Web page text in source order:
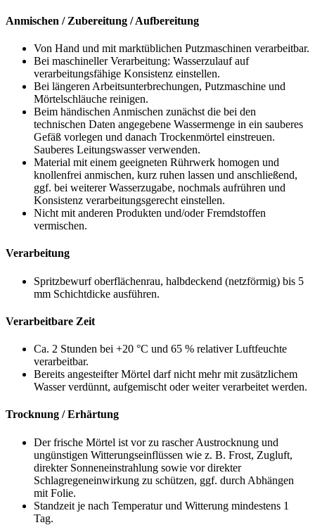
Anmischen / Zubereitung / Aufbereitung
Von Hand und mit marktüblichen Putzmaschinen verarbeitbar.
Bei maschineller Verarbeitung: Wasserzulauf auf
verarbeitungsfähige Konsistenz einstellen.
Bei längeren Arbeitsunterbrechungen, Putzmaschine und
Mörtelschläuche reinigen.
Beim händischen Anmischen zunächst die bei den
technischen Daten angegebene Wassermenge in ein sauberes
Gefäß vorlegen und danach Trockenmörtel einstreuen.
Sauberes Leitungswasser verwenden.
Material mit einem geeigneten Rührwerk homogen und
knollenfrei anmischen, kurz ruhen lassen und anschließend,
ggf. bei weiterer Wasserzugabe, nochmals aufrühren und
Konsistenz verarbeitungsgerecht einstellen.
Nicht mit anderen Produkten und/oder Fremdstoffen
vermischen.
Verarbeitung
Spritzbewurf oberflächenrau, halbdeckend (netzförmig) bis 5
mm Schichtdicke ausführen.
Verarbeitbare Zeit
Ca. 2 Stunden bei +20 °C und 65 % relativer Luftfeuchte
verarbeitbar.
Bereits angesteifter Mörtel darf nicht mehr mit zusätzlichem
Wasser verdünnt, aufgemischt oder weiter verarbeitet werden.
Trocknung / Erhärtung
Der frische Mörtel ist vor zu rascher Austrocknung und
ungünstigen Witterungseinflüssen wie z. B. Frost, Zugluft,
direkter Sonneneinstrahlung sowie vor direkter
Schlagregeneinwirkung zu schützen, ggf. durch Abhängen
mit Folie.
Standzeit je nach Temperatur und Witterung mindestens 1
Tag.